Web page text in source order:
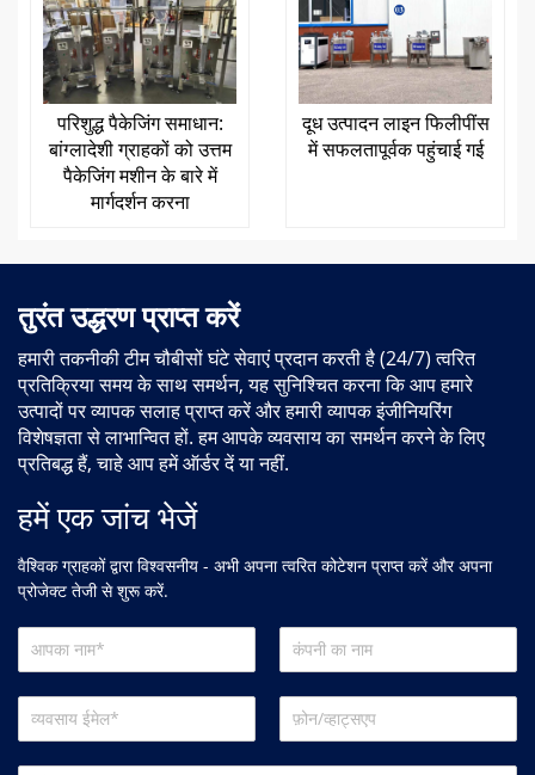
परिशुद्ध पैकेजिंग समाधान:
बांग्लादेशी ग्राहकों को उत्तम
पैकेजिंग मशीन के बारे में
मार्गदर्शन करना
दूध उत्पादन लाइन फिलीपींस
में सफलतापूर्वक पहुंचाई गई
तुरंत उद्धरण प्राप्त करें
हमारी तकनीकी टीम चौबीसों घंटे सेवाएं प्रदान करती है (24/7) त्वरित
प्रतिक्रिया समय के साथ समर्थन, यह सुनिश्चित करना कि आप हमारे
उत्पादों पर व्यापक सलाह प्राप्त करें और हमारी व्यापक इंजीनियरिंग
विशेषज्ञता से लाभान्वित हों. हम आपके व्यवसाय का समर्थन करने के लिए
प्रतिबद्ध हैं, चाहे आप हमें ऑर्डर दें या नहीं.
हमें एक जांच भेजें
वैश्विक ग्राहकों द्वारा विश्वसनीय - अभी अपना त्वरित कोटेशन प्राप्त करें और अपना
प्रोजेक्ट तेजी से शुरू करें.